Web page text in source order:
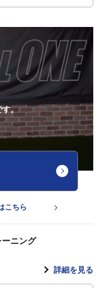
す。
こちら
ニング
詳細を見る